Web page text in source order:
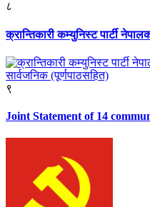
८
क्रान्तिकारी कम्युनिस्ट पार्टी
९
Joint Statement of 14